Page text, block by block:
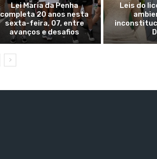
Lei Maria da Penha
completa 20 anos nesta
sexta-feira, 07, entre
avanços e desafios
Leis do